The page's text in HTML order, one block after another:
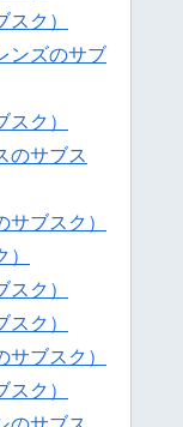
ク）
ンズのサブ
ク）
のサブス
ブスク）
ク）
ク）
ブスク）
ク）